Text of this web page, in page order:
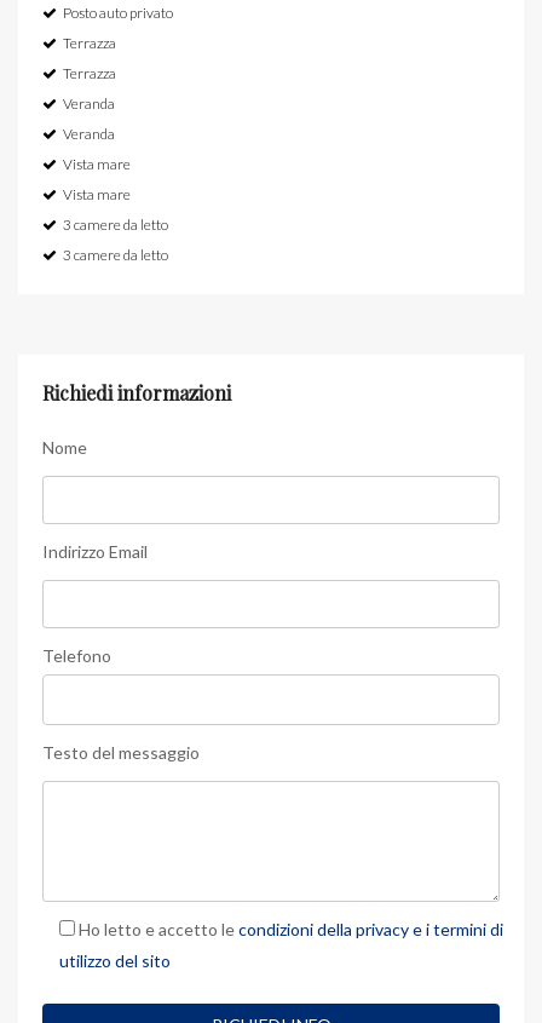
Posto auto privato
Terrazza
Terrazza
Veranda
Veranda
Vista mare
Vista mare
3 camere da letto
3 camere da letto
Richiedi informazioni
Nome
Indirizzo Email
Telefono
Testo del messaggio
Ho letto e accetto lecondizioni della privacy e i termini di
utilizzo del sito